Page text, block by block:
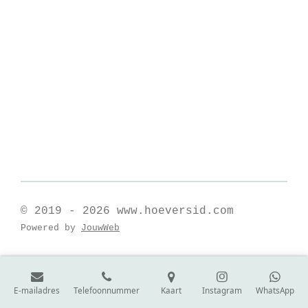
© 2019 - 2026 www.hoeversid.com
Powered by JouwWeb
E-mailadres Telefoonnummer Kaart Instagram WhatsApp